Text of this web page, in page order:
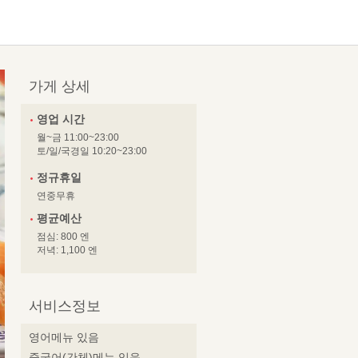
가게 상세
영업 시간
월~금 11:00~23:00
토/일/국경일 10:20~23:00
정규휴일
연중무휴
평균예산
점심: 800 엔
저녁: 1,100 엔
서비스정보
영어메뉴 있음